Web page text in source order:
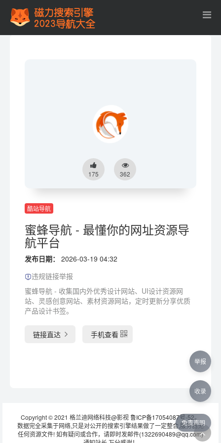
175 362
酷站导航
蜜蜂导航 - 最懂你的网址资源导
航平台
发布日期：
2026-03-19 04:32
违规链接举报
蜜蜂导航 - 收集国内外优秀设计网站、UI设计资源网
站、灵感创意网站、素材资源网站，定时更新分享优质
产品设计书签。
链接直达 手机查看
Copyright © 2021 格兰迪网络科技@影视鲁ICP备17054087号-52。
数据完全采集于网络,只是对公开的搜索引擎结果做了一定整合,服务器无
任何资源文件! 如有疑问或合作，请即时发邮件(1322690489@qq.com)
免责声明
举报
收录